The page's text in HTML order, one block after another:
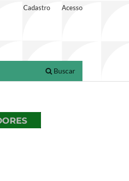
Buscar
Cadastro Acesso